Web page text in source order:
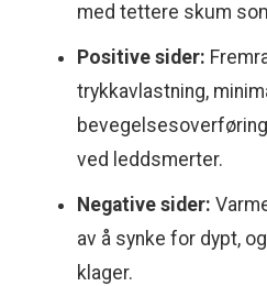
med tettere skum
Positive sider:
trykkavlastning,
ved leddsmerter.
Negative sider:
av å synke for dypt,
klager.